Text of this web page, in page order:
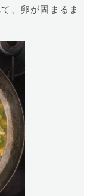
、卵が固まるま